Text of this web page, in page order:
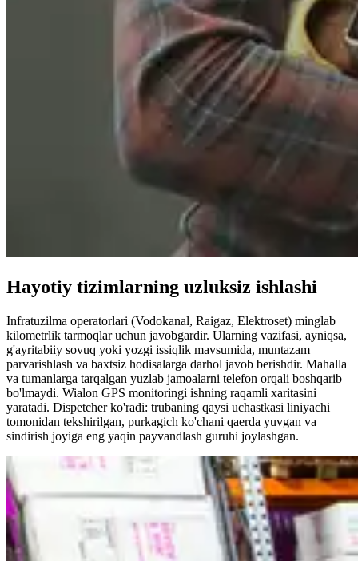
Hayotiy tizimlarning uzluksiz ishlashi
Infratuzilma operatorlari (Vodokanal, Raigaz, Elektroset) minglab
kilometrlik tarmoqlar uchun javobgardir. Ularning vazifasi, ayniqsa,
g'ayritabiiy sovuq yoki yozgi issiqlik mavsumida, muntazam
parvarishlash va baxtsiz hodisalarga darhol javob berishdir. Mahalla
va tumanlarga tarqalgan yuzlab jamoalarni telefon orqali boshqarib
bo'lmaydi. Wialon GPS monitoringi ishning raqamli xaritasini
yaratadi. Dispetcher ko'radi: trubaning qaysi uchastkasi liniyachi
tomonidan tekshirilgan, purkagich ko'chani qaerda yuvgan va
sindirish joyiga eng yaqin payvandlash guruhi joylashgan.